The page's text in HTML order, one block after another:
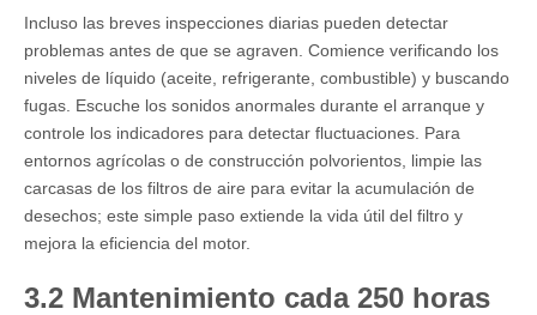
Incluso las breves inspecciones diarias pueden detectar
problemas antes de que se agraven. Comience verificando los
niveles de líquido (aceite, refrigerante, combustible) y buscando
fugas. Escuche los sonidos anormales durante el arranque y
controle los indicadores para detectar fluctuaciones. Para
entornos agrícolas o de construcción polvorientos, limpie las
carcasas de los filtros de aire para evitar la acumulación de
desechos; este simple paso extiende la vida útil del filtro y
mejora la eficiencia del motor.
3.2 Mantenimiento cada 250 horas